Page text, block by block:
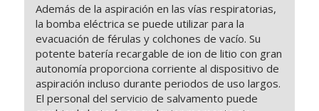
Además de la aspiración en las vías respiratorias,
la bomba eléctrica se puede utilizar para la
evacuación de férulas y colchones de vacío. Su
potente batería recargable de ion de litio con gran
autonomía proporciona corriente al dispositivo de
aspiración incluso durante periodos de uso largos.
El personal del servicio de salvamento puede